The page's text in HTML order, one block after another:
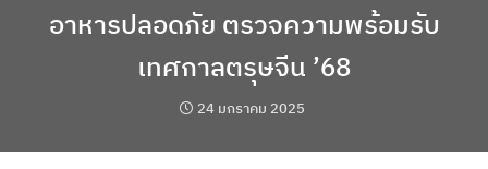
อาหารปลอดภัย ตรวจความพร้อมรับ
เทศกาลตรุษจีน ’68
24 มกราคม 2025